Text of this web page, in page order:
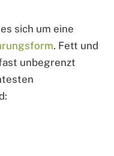
sich um eine
. Fett und
unbegrenzt